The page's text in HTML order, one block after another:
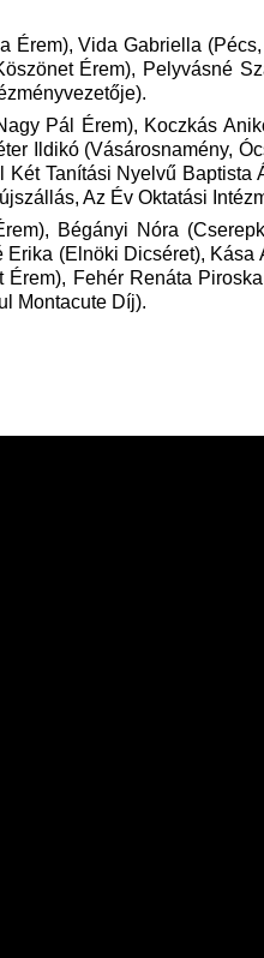
Vida Gabriella
Érem), Pelyvásné
Pál Érem), Koczkás
Ildikó (Vásárosnamény,
Tanítási Nyelvű
Az Év Oktatási
Bégányi Nóra
(Elnöki Dicséret),
Fehér Renáta
Montacute Díj).